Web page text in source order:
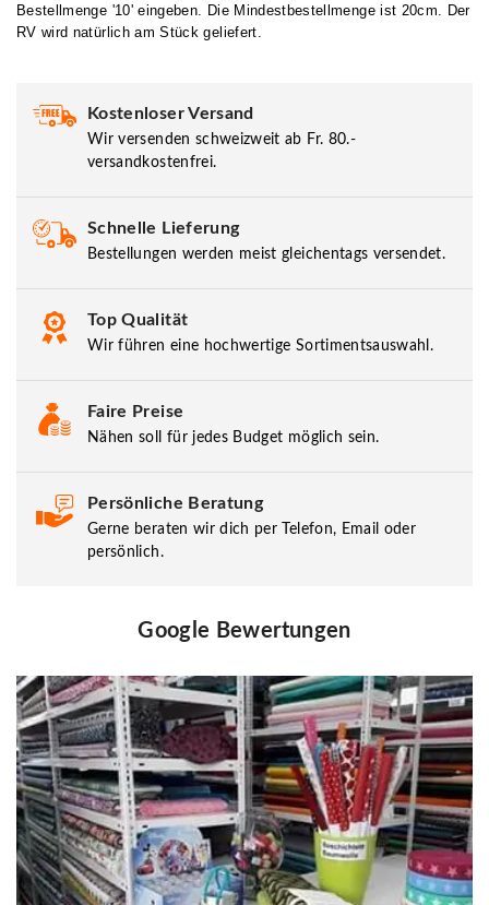
Bestellmenge '10' eingeben. Die Mindestbestellmenge ist 20cm. Der
RV wird natürlich am Stück geliefert.
Kostenloser Versand
Wir versenden schweizweit ab Fr. 80.-
versandkostenfrei.
Schnelle Lieferung
Bestellungen werden meist gleichentags versendet.
Top Qualität
Wir führen eine hochwertige Sortimentsauswahl.
Faire Preise
Nähen soll für jedes Budget möglich sein.
Persönliche Beratung
Gerne beraten wir dich per Telefon, Email oder
persönlich.
Google Bewertungen